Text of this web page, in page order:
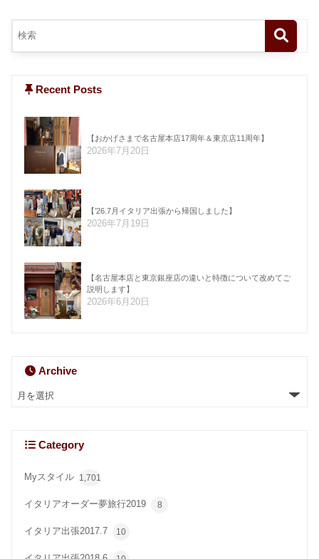
Recent Posts
【おかげさまで名古屋本店17周年＆東京店11周年】
2026年7月20日
【’26.7月イタリア出張から帰国しました】
2026年7月19日
【名古屋本店と東京銀座店の違いと特徴について改めてご
説明します】
2026年6月20日
Archive
Category
Myスタイル 1,701
イタリアオーダー夢旅行2019 8
イタリア出張2017.7 10